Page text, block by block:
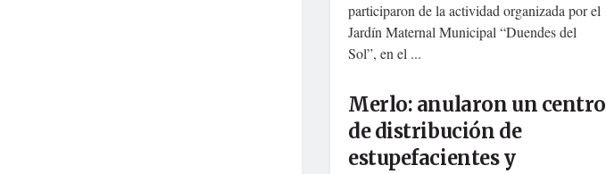
participaron de la actividad organizada por el
Jardín Maternal Municipal “Duendes del
Sol”, en el ...
Merlo: anularon un centro
de distribución de
estupefacientes y